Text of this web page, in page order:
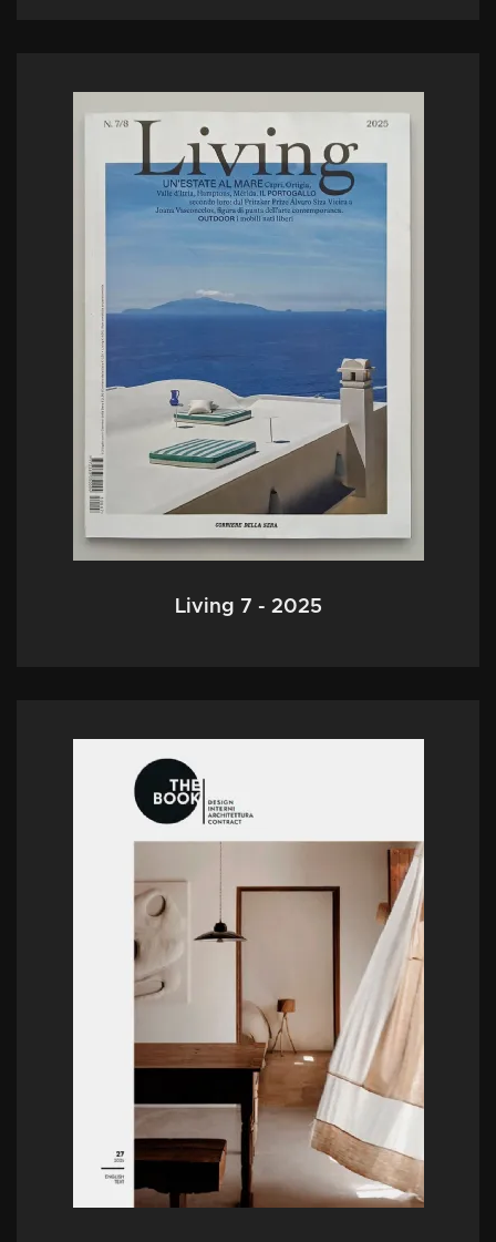
Living 7 - 2025